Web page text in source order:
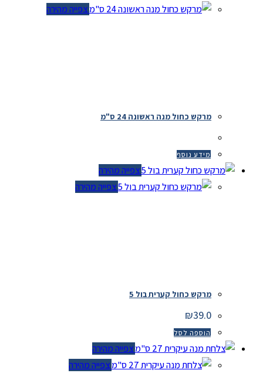
צפייה מהירה
מרקש כחול מנה ראשונה 24 ס"מ
מידע נוסף
צפייה מהירה
צפייה מהירה
מרקש כחול קערית בול 5
₪39.0
הוספה לסל
צפייה מהירה
צפייה מהירה